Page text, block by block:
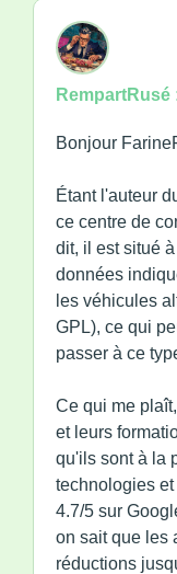
RempartRusé
Bonjour
Étant l'auteur
ce centre de
dit, il est situé
données
les véhicules
GPL), ce qui
passer à ce
Ce qui me
et leurs
qu'ils sont à la
technologies
4.7/5 sur
on sait que les
réductions